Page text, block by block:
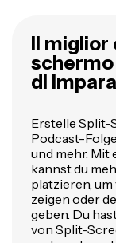
Il miglior
di
Erstelle Split-
Podcast-
und mehr.
kannst du
platzieren,
zeigen oder
geben. Du
von Split-